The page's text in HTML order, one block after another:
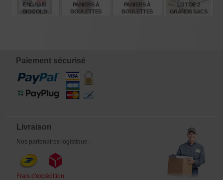
ENGRAIS
BIOGOLD
PANIERS À
BOULETTES
PANIERS À
BOULETTES
LOT DE 2
GRANDS SACS
Paiement sécurisé
Livraison
Nos partenaires logistique :
Frais d'expédition